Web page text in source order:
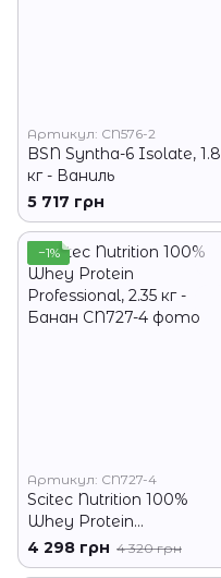
Артикул: CN576-2
BSN Syntha-6 Isolate, 1.8
кг - Ваниль
5 717 грн
−1%
Артикул: CN727-4
Scitec Nutrition 100%
Whey Protein
Professional, 2.35 кг -
Банан
4 298 грн 4 320 грн